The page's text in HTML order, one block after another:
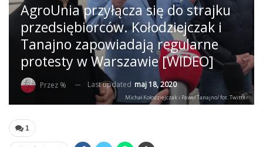
AgroUnia przyłącza się do strajku
przedsiębiorców. Kołodziejczak i
Tanajno zapowiadają regularne
protesty w Warszawie [WIDEO]
Przez % Last updated maj 18, 2020
Michał Kołodziejczak i Paweł Tanajno/ fot. Twitter
1